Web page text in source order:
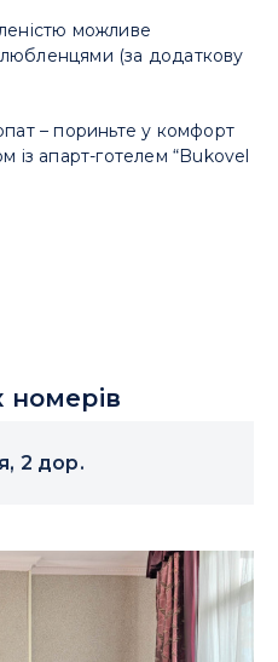
можливе
(за додаткову
– пориньте у комфорт
із апарт-готелем “Bukovel
номерів